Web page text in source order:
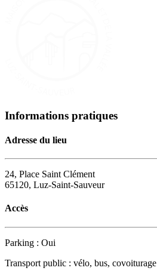
Informations pratiques
Adresse du lieu
24, Place Saint Clément
65120, Luz-Saint-Sauveur
Accès
Parking : Oui
Transport public : vélo, bus, covoiturage